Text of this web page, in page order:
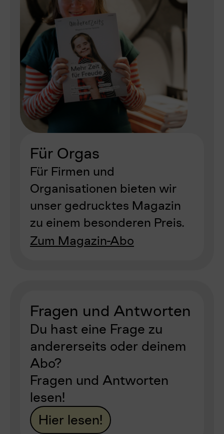
Für Orgas
Für Firmen und
Organisationen bieten wir
unser gedrucktes Magazin
zu einem besonderen Preis.
Zum Magazin-Abo
Fragen und Antworten
Du hast eine Frage zu
andererseits oder deinem
Abo?
Fragen und Antworten
lesen!
Hier lesen!